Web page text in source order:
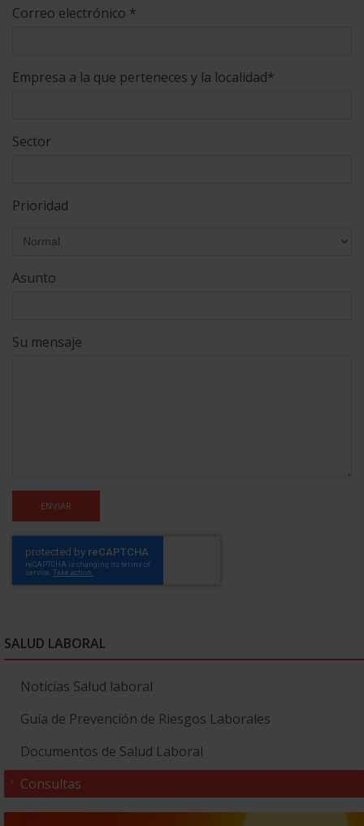
Correo electrónico *
Empresa a la que perteneces y la localidad*
Sector
Prioridad
Asunto
Su mensaje
SALUD LABORAL
Noticias Salud laboral
Guía de Prevención de Riesgos Laborales
Documentos de Salud Laboral
Consultas